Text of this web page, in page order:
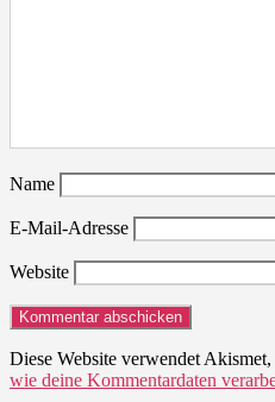
Name
E-Mail-Adresse
Website
Diese Website verwendet
wie deine Kommentardaten